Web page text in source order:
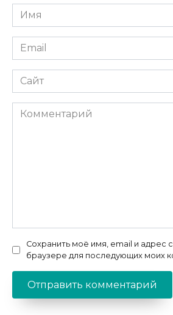
Имя
*
Email
*
Сайт
Комментарий
Сохранить моё имя, email и адрес
браузере для последующих моих